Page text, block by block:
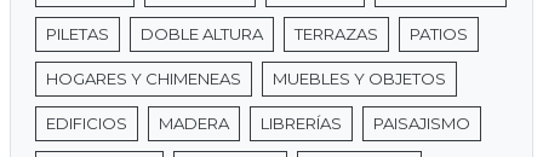
PILETAS DOBLE ALTURA TERRAZAS PATIOS
HOGARES Y CHIMENEAS MUEBLES Y OBJETOS
EDIFICIOS MADERA LIBRERÍAS PAISAJISMO